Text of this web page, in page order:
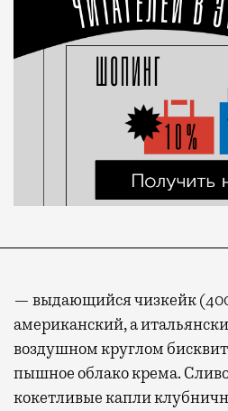
— выдающийся чизкейк
американский, а
воздушном круглом
пышное облако крема.
кокетливые капли